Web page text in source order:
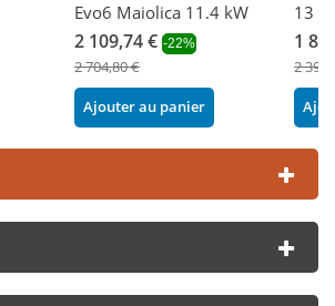
Evo6 Maiolica 11.4 kW
2 109,74 € -22%
2 704,80 €
Ajouter au panier
13
1
2